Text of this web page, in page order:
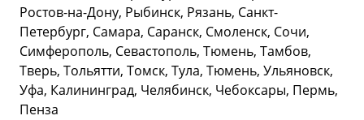
Ростов-на-Дону, Рыбинск, Рязань, Санкт-
Петербург, Самара, Саранск, Смоленск, Сочи,
Симферополь, Севастополь, Тюмень, Тамбов,
Тверь, Тольятти, Томск, Тула, Тюмень, Ульяновск,
Уфа, Калининград, Челябинск, Чебоксары, Пермь,
Пенза